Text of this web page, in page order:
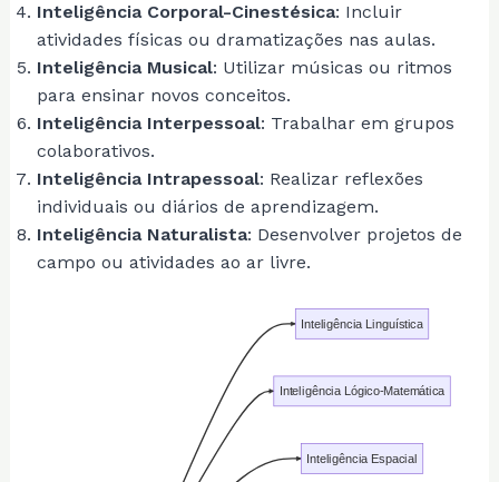
Inteligência Corporal-Cinestésica: Incluir
atividades físicas ou dramatizações nas aulas.
Inteligência Musical: Utilizar músicas ou ritmos
para ensinar novos conceitos.
Inteligência Interpessoal: Trabalhar em grupos
colaborativos.
Inteligência Intrapessoal: Realizar reflexões
individuais ou diários de aprendizagem.
Inteligência Naturalista: Desenvolver projetos de
campo ou atividades ao ar livre.
Inteligência Linguística
Inteligência Lógico-Matemática
Inteligência Espacial